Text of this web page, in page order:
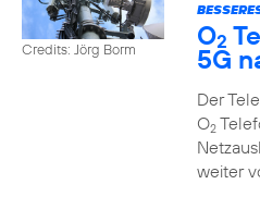
Credits: Jörg Borm O2
5G
Der
O2
weiter